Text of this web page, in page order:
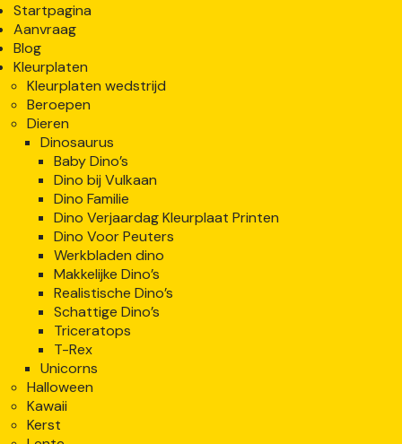
Startpagina
Aanvraag
Blog
Kleurplaten
Kleurplaten wedstrijd
Beroepen
Dieren
Dinosaurus
Baby Dino’s
Dino bij Vulkaan
Dino Familie
Dino Verjaardag Kleurplaat Printen
Dino Voor Peuters
Werkbladen dino
Makkelijke Dino’s
Realistische Dino’s
Schattige Dino’s
Triceratops
T-Rex
Unicorns
Halloween
Kawaii
Kerst